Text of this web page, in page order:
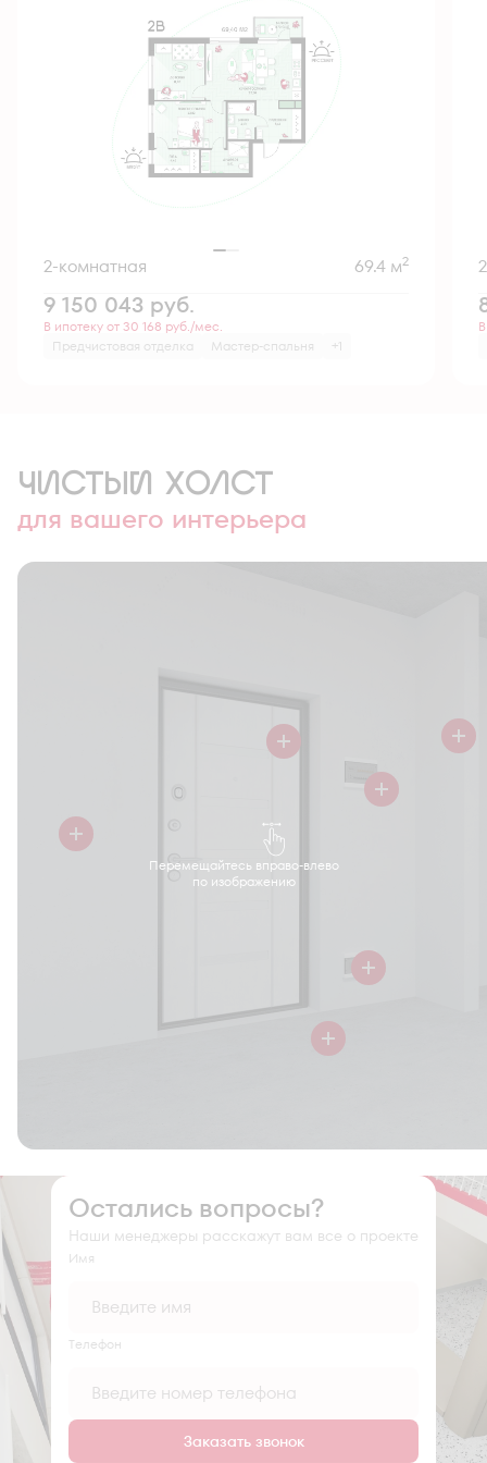
2-комнатная 69.4 м2
9 150 043 руб.
В ипотеку от 30 168 руб./мес.
Предчистовая отделка
Мастер-спальня +1
ЧИСТЫЙ ХОЛСТ
для вашего интерьера
Перемещайтесь вправо-влево
по изображению
Остались вопросы?
Наши менеджеры расскажут вам все о проекте
Имя
Tелефон
Заказать звонок